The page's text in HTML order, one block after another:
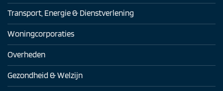
Transport, Energie & Dienstverlening
Woningcorporaties
Overheden
Gezondheid & Welzijn